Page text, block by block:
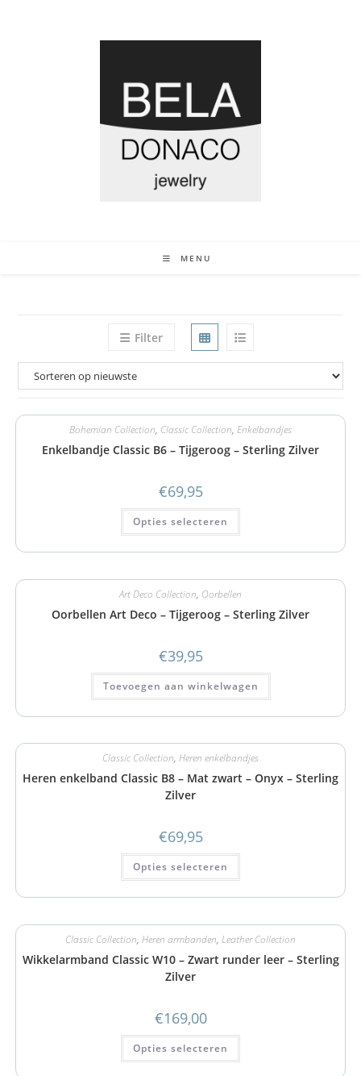
MENU
Filter
Bohemian Collection, Classic Collection, Enkelbandjes
Enkelbandje Classic B6 – Tijgeroog – Sterling Zilver
€69,95
Opties selecteren
Art Deco Collection, Oorbellen
Oorbellen Art Deco – Tijgeroog – Sterling Zilver
€39,95
Toevoegen aan winkelwagen
Classic Collection, Heren enkelbandjes
Heren enkelband Classic B8 – Mat zwart – Onyx – Sterling
Zilver
€69,95
Opties selecteren
Classic Collection, Heren armbanden, Leather Collection
Wikkelarmband Classic W10 – Zwart runder leer – Sterling
Zilver
€169,00
Opties selecteren